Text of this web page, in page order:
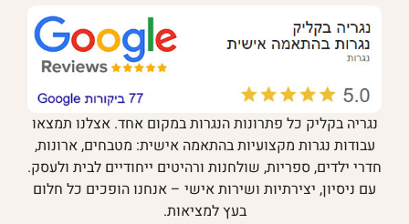
נגריה בקליק כל פתרונות הנגרות במקום אחד. אצלנו תמצאו
עבודות נגרות מקצועיות בהתאמה אישית: מטבחים, ארונות,
חדרי ילדים, ספריות, שולחנות ורהיטים ייחודיים לבית ולעסק.
עם ניסיון, יצירתיות ושירות אישי – אנחנו הופכים כל חלום
בעץ למציאות.